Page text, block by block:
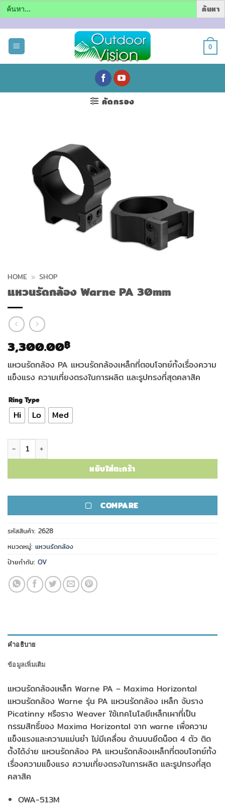
Search
for:
0
คัดกรอง
HOME » SHOP
แหวนรัดกล้อง Warne PA 30mm
3,300.00฿
แหวนรัดกล้อง PA แหวนรัดกล้องเหล็กที่ตอบโจทย์ทั้งเรื่องความ
แข็งแรง ความเที่ยงตรงในการผลิต และรูปทรงที่สุดคลาสิค
Ring Type
Hi Lo Med
จำนวน แหวนรัดกล้อง Warne PA 30mm ชิ้น
หยิบใส่ตะกร้า
COMPARE
รหัสสินค้า: 2628
หมวดหมู่: แหวนรัดกล้อง
ป้ายกำกับ: OV
คำอธิบาย
ข้อมูลเพิ่มเติม
แหวนรัดกล้องเหล็ก Warne PA – Maxima Horizontal
แหวนรัดกล้อง Warne รุ่น PA แหวนรัดกล้อง เหล็ก จับราง
Picatinny หรือราง Weaver ใช้เทคโนโลยีเหล็กเผาที่เป็น
กรรมสิทธิ์ของ Maxima Horizontal จาก warne เพื่อความ
แข็งแรงและความแม่นยำ ไม่มีเคลื่อน ด้านบนยึดน็อต 4 ตัว ติด
ตั้งได้ง่าย แหวนรัดกล้อง PA แหวนรัดกล้องเหล็กที่ตอบโจทย์ทั้ง
เรื่องความแข็งแรง ความเที่ยงตรงในการผลิต และรูปทรงที่สุด
คลาสิค
OWA-513M